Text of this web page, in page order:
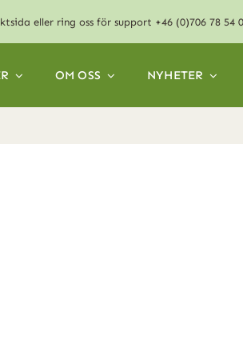
eller ring oss för support +46 (0)706 78 54
OM OSS NYHETER